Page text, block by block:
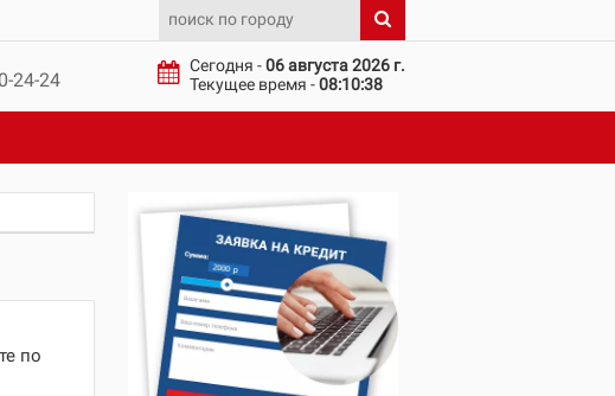
24-24
Сегодня -06 августа 2026 г.
Текущее время -08:10:38
по